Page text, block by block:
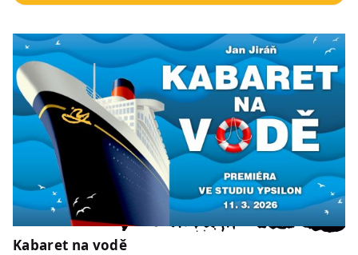
Kabaret na vodě